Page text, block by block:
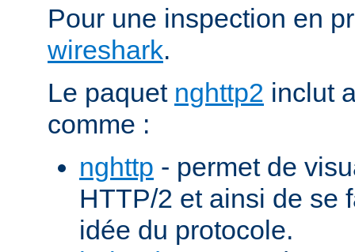
Pour une inspection en
wireshark.
Le paquet nghttp2 inclut
comme :
nghttp - permet de
HTTP/2 et ainsi de se
idée du protocole.